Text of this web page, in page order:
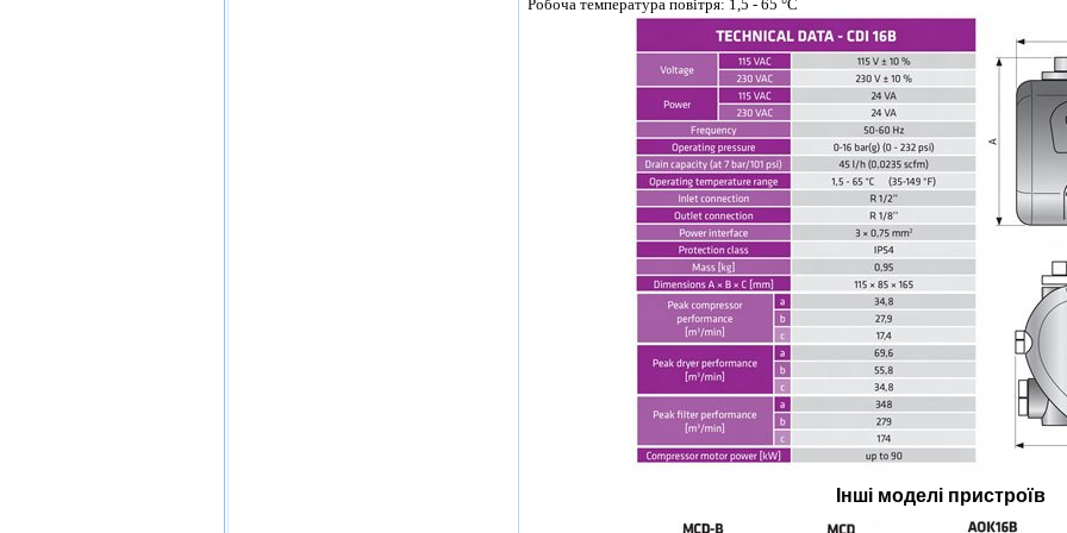
Робоча температура повітря: 1,5 - 65 °С
Інші моделі пристроїв